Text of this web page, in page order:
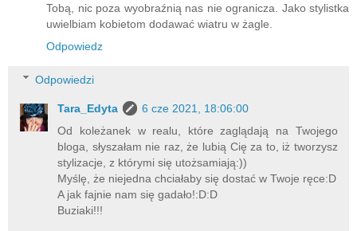
Tobą, nic poza wyobraźnią nas nie ogranicza. Jako stylistka
uwielbiam kobietom dodawać wiatru w żagle.
Odpowiedz
Odpowiedzi
Tara_Edyta
6 cze 2021, 18:06:00
Od koleżanek w realu, które zaglądają na Twojego
bloga, słyszałam nie raz, że lubią Cię za to, iż tworzysz
stylizacje, z którymi się utożsamiają:))
Myślę, że niejedna chciałaby się dostać w Twoje ręce:D
A jak fajnie nam się gadało!:D:D
Buziaki!!!